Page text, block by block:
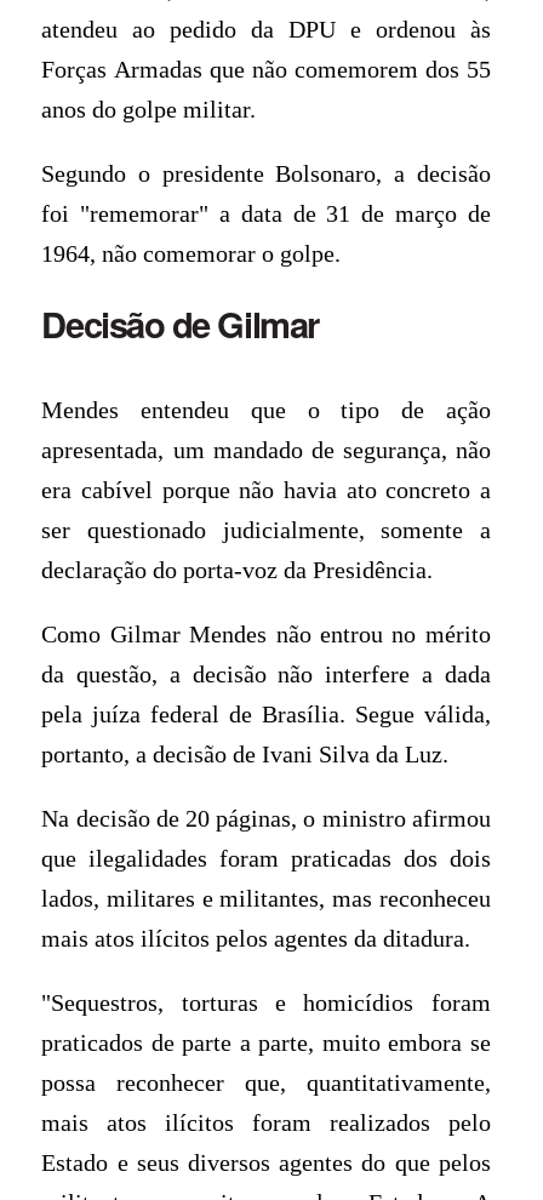
atendeu ao pedido da DPU e ordenou às
Forças Armadas que não comemorem dos 55
anos do golpe militar.
Segundo o presidente Bolsonaro, a decisão
foi "rememorar" a data de 31 de março de
1964, não comemorar o golpe.
Decisão de Gilmar
Mendes entendeu que o tipo de ação
apresentada, um mandado de segurança, não
era cabível porque não havia ato concreto a
ser questionado judicialmente, somente a
declaração do porta-voz da Presidência.
Como Gilmar Mendes não entrou no mérito
da questão, a decisão não interfere a dada
pela juíza federal de Brasília. Segue válida,
portanto, a decisão de Ivani Silva da Luz.
Na decisão de 20 páginas, o ministro afirmou
que ilegalidades foram praticadas dos dois
lados, militares e militantes, mas reconheceu
mais atos ilícitos pelos agentes da ditadura.
"Sequestros, torturas e homicídios foram
praticados de parte a parte, muito embora se
possa reconhecer que, quantitativamente,
mais atos ilícitos foram realizados pelo
Estado e seus diversos agentes do que pelos